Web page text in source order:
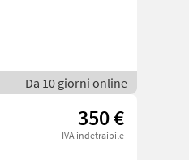
Da 10 giorni online
350 €
IVA indetraibile